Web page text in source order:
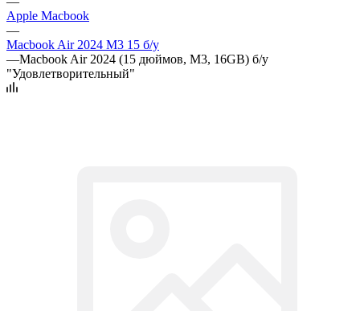
Apple Macbook
—
Macbook Air 2024 M3 15 б/у
—Macbook Air 2024 (15 дюймов, M3, 16GB) б/у
"Удовлетворительный"